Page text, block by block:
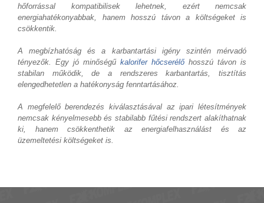
hőforrással kompatibilisek lehetnek, ezért nemcsak
energiahatékonyabbak, hanem hosszú távon a költségeket is
csökkentik.
A megbízhatóság és a karbantartási igény szintén mérvadó
tényezők. Egy jó minőségű kalorifer hőcserélő hosszú távon is
stabilan működik, de a rendszeres karbantartás, tisztítás
elengedhetetlen a hatékonyság fenntartásához.
A megfelelő berendezés kiválasztásával az ipari létesítmények
nemcsak kényelmesebb és stabilabb fűtési rendszert alakíthatnak
ki, hanem csökkenthetik az energiafelhasználást és az
üzemeltetési költségeket is.